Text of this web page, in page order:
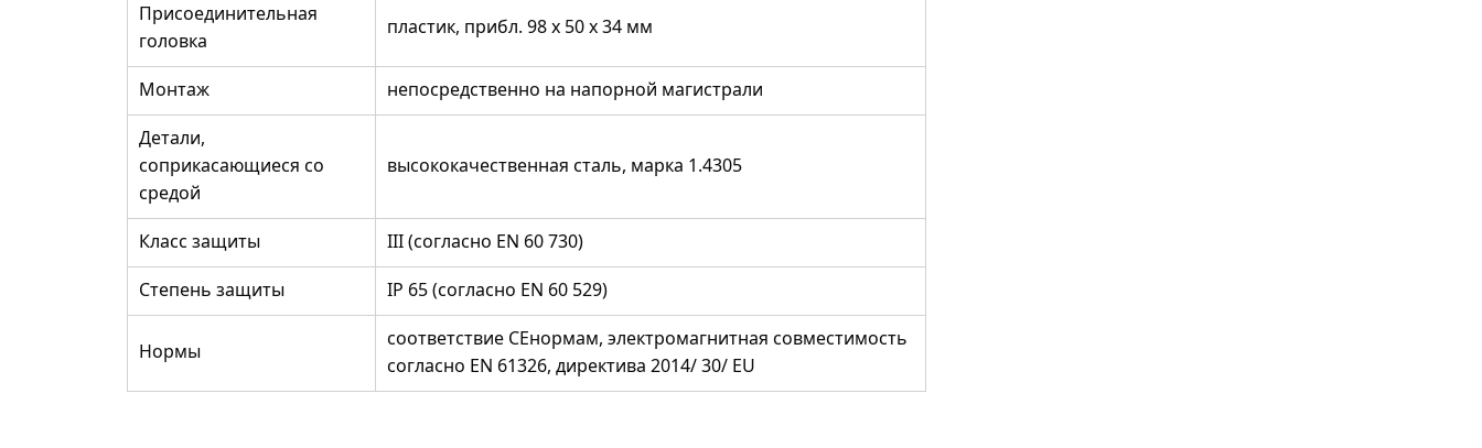
Присоединительная
головка
пластик, прибл. 98 x 50 x 34 мм
Монтаж
непосредственно на напорной магистрали
Детали,
соприкасающиеся со
средой
высококачественная сталь, марка 1.4305
Класс защиты
III (согласно EN 60 730)
Степень защиты
IP 65 (согласно EN 60 529)
Нормы
соответствие CEнормам, электромагнитная совместимость
согласно EN 61326, директива 2014/ 30/ EU